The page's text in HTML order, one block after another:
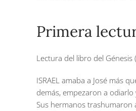
Primera
Lectura del libro del
ISRAEL amaba a José más
demás, empezaron a
Sus hermanos trashumaron